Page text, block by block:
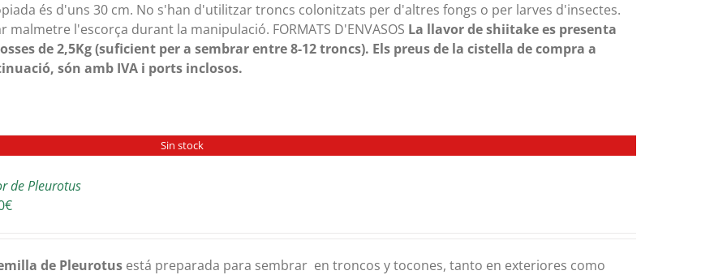
és d'uns 30 cm. No s'han d'utilitzar troncs colonitzats per d'altres fongs o per larves d'insectes.
malmetre l'escorça durant la manipulació. FORMATS D'ENVASOS La llavor de shiitake es presenta
de 2,5Kg (suficient per a sembrar entre 8-12 troncs). Els preus de la cistella de compra a
són amb IVA i ports inclosos.
Sin stock
de Pleurotus
€
de Pleurotus está preparada para sembrar en troncos y tocones, tanto en exteriores como